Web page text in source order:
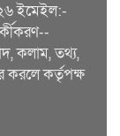
ইমেইল:-
কলাম, তথ্য,
করলে কর্তৃপক্ষ